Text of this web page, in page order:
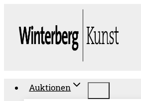
springen
Auktionen